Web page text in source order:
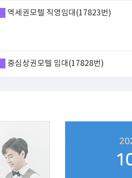
역세권모텔 직영임대(17823번)
중심상권모텔 임대(17828번)